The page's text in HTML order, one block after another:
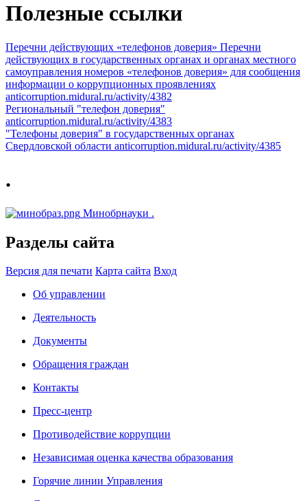
Полезные ссылки
Перечни действующих «телефонов доверия» Перечни
действующих в государственных органах и органах местного
самоуправления номеров «телефонов доверия» для сообщения
информации о коррупционных проявлениях
anticorruption.midural.ru/activity/4382
Региональный "телефон доверия"
anticorruption.midural.ru/activity/4383
"Телефоны доверия" в государственных органах
Свердловской области anticorruption.midural.ru/activity/4385
.
Минобрнауки .
Разделы сайта
Версия для печати Карта сайта Вход
Об управлении
Деятельность
Документы
Обращения граждан
Контакты
Пресс-центр
Противодействие коррупции
Независимая оценка качества образования
Горячие линии Управления